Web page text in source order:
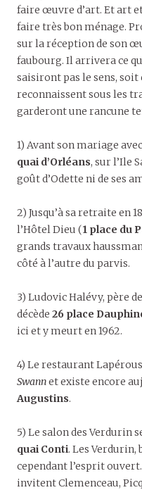
faire œuvre d’art. Et art
faire très bon ménage.
sur la réception de son
faubourg. Il arrivera ce
saisiront pas le sens, soit
reconnaissent sous les
garderont une rancune
1) Avant son mariage
quai d’Orléans, sur l’Ile
goût d’Odette ni de ses
2) Jusqu’à sa retraite en
l’Hôtel Dieu (1 place du
grands travaux
côté à l’autre du parvis.
3) Ludovic Halévy, père
décède 26 place
ici et y meurt en 1962.
4) Le restaurant
Swannet existe encore
Augustins.
5) Le salon des Verdurin
quai Conti. Les Verdurin,
cependant l’esprit
invitent Clemenceau,